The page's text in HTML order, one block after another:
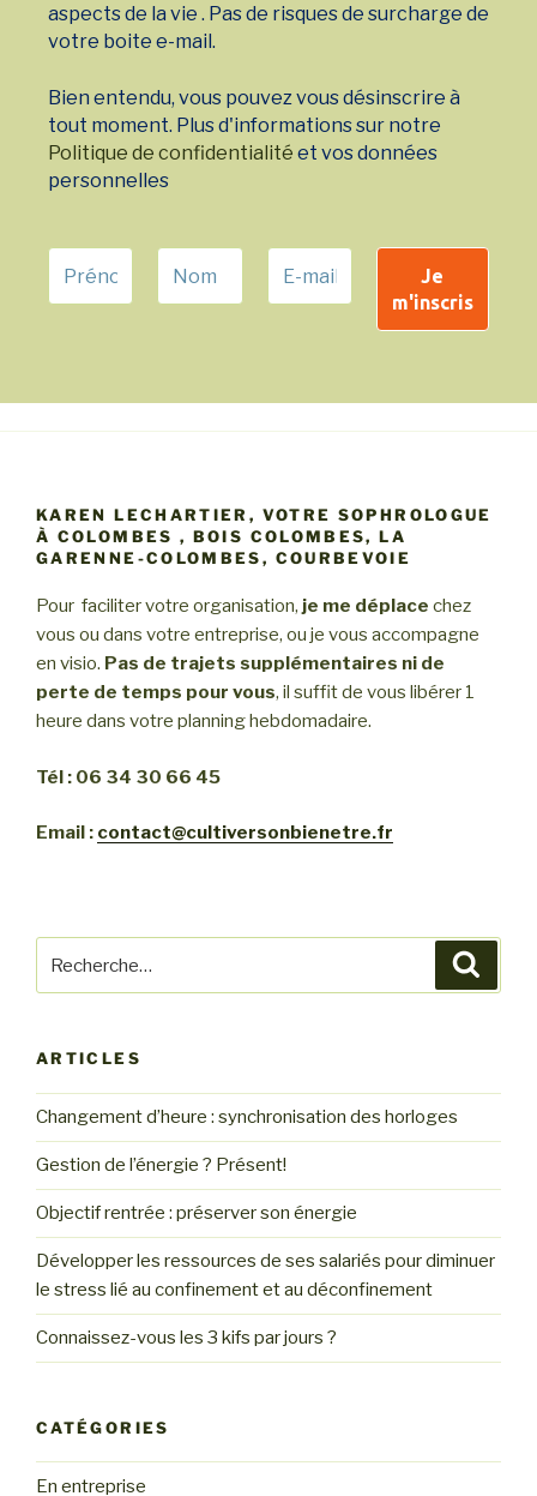
aspects de la vie . Pas de risques de surcharge de
votre boite e-mail.
Bien entendu, vous pouvez vous désinscrire à
tout moment. Plus d'informations sur notre
Politique de confidentialité et vos données
personnelles
KAREN LECHARTIER, VOTRE SOPHROLOGUE
À COLOMBES , BOIS COLOMBES, LA
GARENNE-COLOMBES, COURBEVOIE
Pour faciliter votre organisation, je me déplace chez
vous ou dans votre entreprise, ou je vous accompagne
en visio. Pas de trajets supplémentaires ni de
perte de temps pour vous, il suffit de vous libérer 1
heure dans votre planning hebdomadaire.
Tél : 06 34 30 66 45
Email : contact@cultiversonbienetre.fr
ARTICLES
Changement d’heure : synchronisation des horloges
Gestion de l’énergie ? Présent!
Objectif rentrée : préserver son énergie
Développer les ressources de ses salariés pour diminuer
le stress lié au confinement et au déconfinement
Connaissez-vous les 3 kifs par jours ?
CATÉGORIES
En entreprise